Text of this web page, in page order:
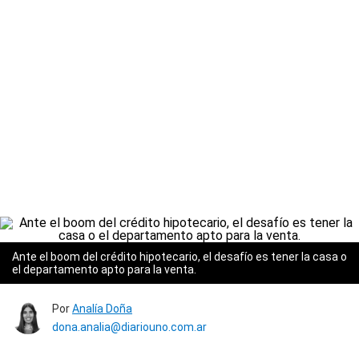
Ante el boom del crédito hipotecario, el desafío es tener la casa o
el departamento apto para la venta.
PorAnalía Doña
dona.analia@diariouno.com.ar